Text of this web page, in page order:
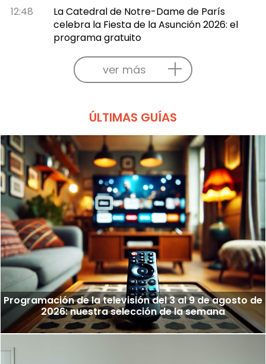
12:48
La Catedral de Notre-Dame de París
celebra la Fiesta de la Asunción 2026: el
programa gratuito
ver más
ÚLTIMAS GUÍAS
Programación de la televisión del 3 al 9 de agosto de
2026: nuestra selección de la semana